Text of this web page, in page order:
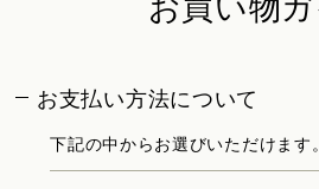
お買い物
お支払い方法について
下記の中からお選びいただけます。